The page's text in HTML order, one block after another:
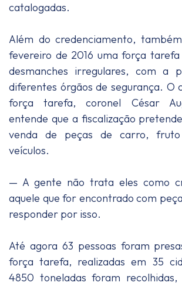
catalogadas.
Além do credenciamento,
fevereiro de 2016 uma força
desmanches irregulares, com a
diferentes órgãos de segurança. O
força tarefa, coronel César
entende que a fiscalização
venda de peças de carro,
veículos.
— A gente não trata eles como
aquele que for encontrado com
responder por isso.
Até agora 63 pessoas foram
força tarefa, realizadas em 35
4850 toneladas foram recolhidas,